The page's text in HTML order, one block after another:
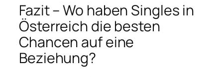
Fazit – Wo haben Singles in
Österreich die besten
Chancen auf eine
Beziehung?